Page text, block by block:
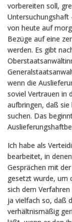
vorbereiten soll,
Untersuchungshaft
von heute auf
Bezüge auf eine
werden. Es gibt
wenn die
soviel Vertrauen in
aufbringen, daß sie
suchen. Das
Ich habe als
bearbeitet, in
Gesprächen mit
gesetzt wurde, um
sich dem
ja vielfach so, daß
verhältnismäßig